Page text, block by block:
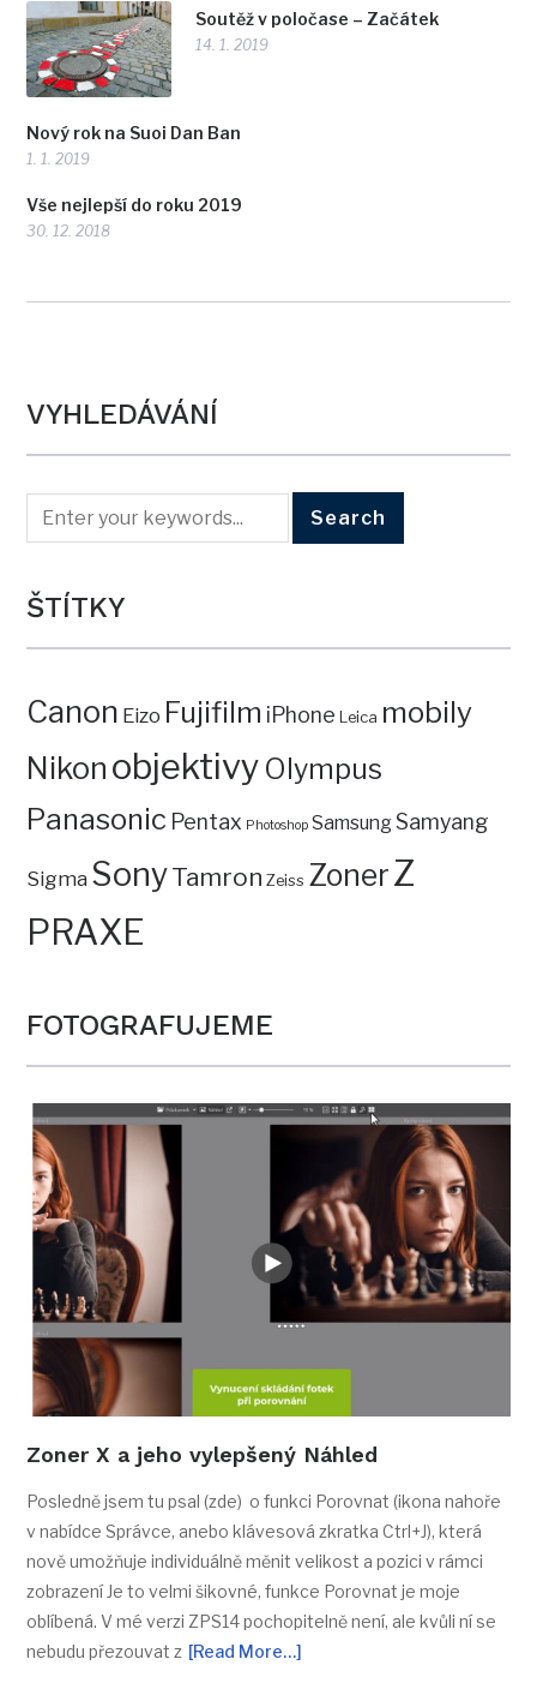
Soutěž v poločase – Začátek
14. 1. 2019
Nový rok na Suoi Dan Ban
1. 1. 2019
Vše nejlepší do roku 2019
30. 12. 2018
VYHLEDÁVÁNÍ
ŠTÍTKY
Canon Eizo Fujifilm iPhone Leica mobily
Nikon objektivy Olympus
Panasonic Pentax Photoshop SamsungSamyang
Sigma SonyTamron Zeiss ZonerZ
PRAXE
FOTOGRAFUJEME
Zoner X a jeho vylepšený Náhled
Posledně jsem tu psal (zde) o funkci Porovnat (ikona nahoře
v nabídce Správce, anebo klávesová zkratka Ctrl+J), která
nově umožňuje individuálně měnit velikost a pozici v rámci
zobrazení Je to velmi šikovné, funkce Porovnat je moje
oblíbená. V mé verzi ZPS14 pochopitelně není, ale kvůli ní se
nebudu přezouvat z [Read More…]